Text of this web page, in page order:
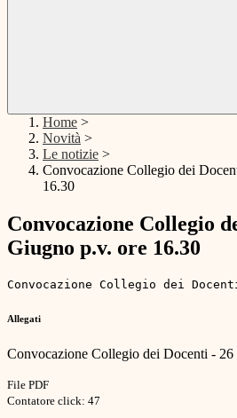
Home >
Novità >
Le notizie >
Convocazione Collegio dei
16.30
Convocazione Collegio
Giugno p.v. ore 16.30
Convocazione Collegio dei
Allegati
Convocazione Collegio dei Docenti -
File PDF
Contatore click: 47